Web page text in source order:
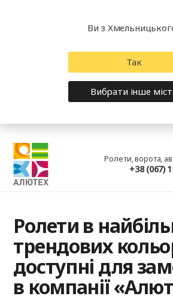
Ролети, ворота,
+38 (067)
Ролети в
трендових
доступні для
в компанії
Ви з
Так
Вибрати інше